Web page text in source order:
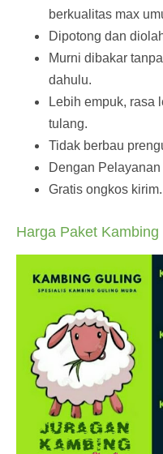
berkualitas max
Dipotong dan
Murni dibakar
dahulu.
Lebih empuk, rasa
tulang.
Tidak berbau
Dengan
Gratis ongkos kirim.
Harga Paket